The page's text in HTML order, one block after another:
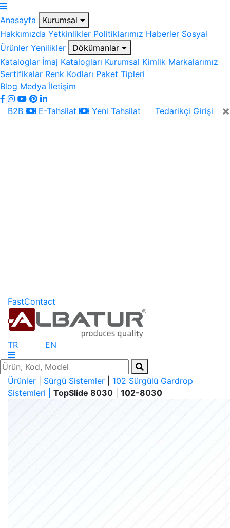
Anasayfa
Kurumsal
Hakkımızda Yetkinlikler Politiklarımız Haberler Sosyal
Ürünler Yenilikler
Dökümanlar
Kataloglar İmaj Katalogları Kurumsal Kimlik Markalarımız
Sertifikalar Renk Kodları Paket Tipleri
Blog Medya İletişim
×
B2B E-Tahsilat Yeni Tahsilat Tedarikçi Girişi
FastContact
TR EN
Ürünler Sürgü Sistemler
102 Sürgülü Gardrop
Sistemleri |
TopSlide 8030 102-8030